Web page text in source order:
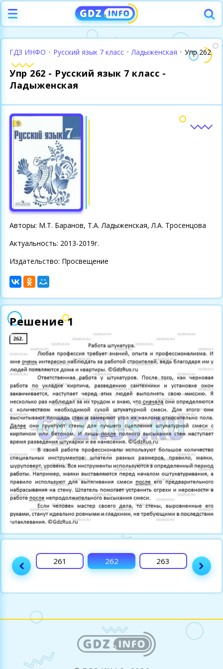
ГДЗ ИНФО • Русский язык 7 класс • Ладыженская • Упр 262
Упр 262 - Русский язык 7 класс -
Ладыженская
Авторы: М.Т. Баранов, Т.А. Ладыженская, Л.А. Тросенцова
Актуальность: 2013-2019г.
Издательство: Просвещение
Решение 1
260 261 262 263 264